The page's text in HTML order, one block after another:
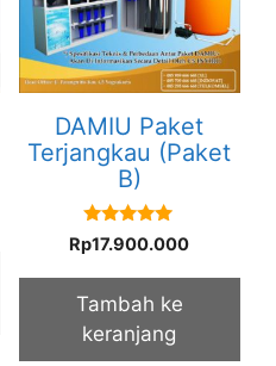
DAMIU Paket
Terjangkau (Paket
B)
5.00
out of 5
Rp17.900.000
Tambah ke
keranjang